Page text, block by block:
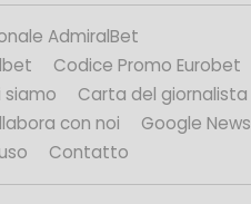
AdmiralBet
Codice Promo Eurobet
siamo
Carta del giornalista
con noi
Google News
Contatto